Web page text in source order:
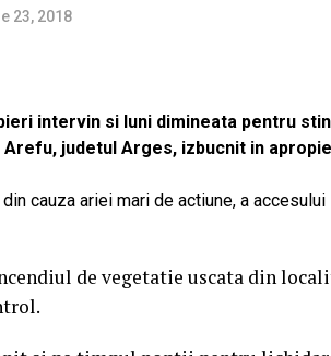
23, 2018
intervin si luni dimineata pentru
judetul Arges, izbucnit in
cauza ariei mari de actiune, a
de vegetatie uscata din